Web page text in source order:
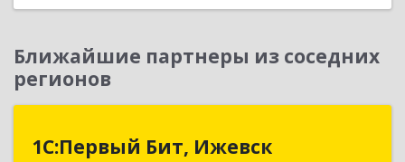
Ближайшие партнеры из соседних
регионов
1С:Первый Бит, Ижевск
1С:Первый Бит, Ижевск